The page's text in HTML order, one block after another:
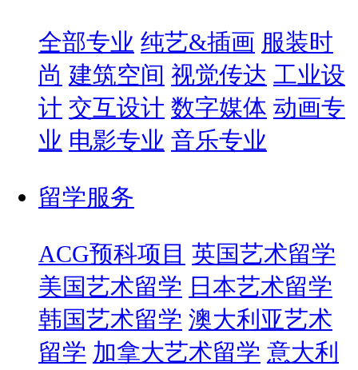
全部专业 纯艺&插画 服装时
尚 建筑空间 视觉传达 工业设
计 交互设计 数字媒体 动画专
业 电影专业 音乐专业
留学服务
ACG预科项目 英国艺术留学
美国艺术留学 日本艺术留学
韩国艺术留学 澳大利亚艺术
留学 加拿大艺术留学 意大利